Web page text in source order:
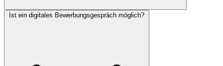
Ist ein digitales Bewerbungsgespräch möglich?